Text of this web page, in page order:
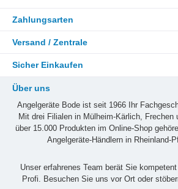
Zahlungsarten
Versand / Zentrale
Sicher Einkaufen
Über uns
Angelgeräte Bode ist seit 1966 Ihr
Mit drei Filialen in Mülheim-Kärlich, Frechen
über 15.000 Produkten im Online-Shop
Angelgeräte-Händlern in Rheinland-
Unser erfahrenes Team berät Sie
Profi. Besuchen Sie uns vor Ort oder